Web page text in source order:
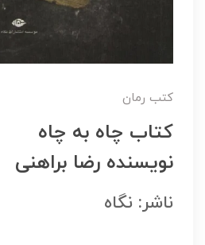
کتب رمان
کتاب چاه به چاه
نویسنده رضا براهنی
ناشر: نگاه